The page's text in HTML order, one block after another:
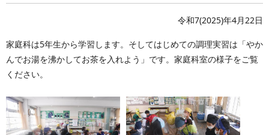
令和7(2025)年4月22日
家庭科は5年生から学習します。そしてはじめての調理実習は「やか
んでお湯を沸かしてお茶を入れよう」です。家庭科室の様子をご覧
ください。